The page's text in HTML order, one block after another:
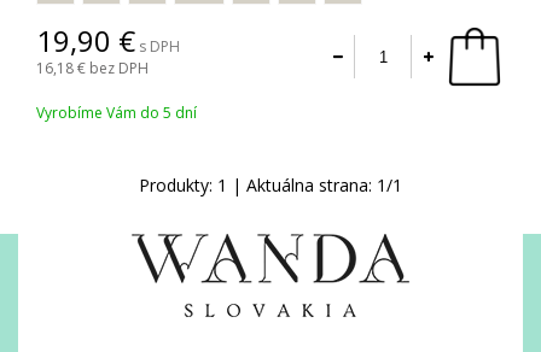
19,90
s DPH
16,18 bez DPH
Vyrobíme Vám do 5 dní
Produkty: 1 | Aktuálna strana: 1/1